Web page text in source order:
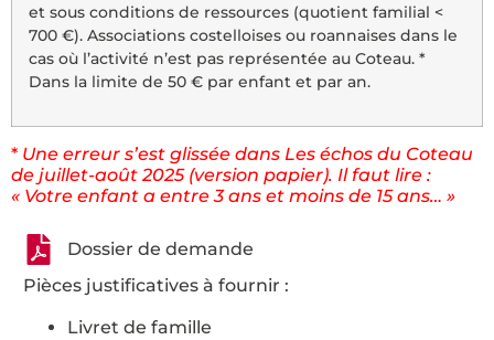
et sous conditions de ressources (quotient familial <
700 €). Associations costelloises ou roannaises dans le
cas où l’activité n’est pas représentée au Coteau. *
Dans la limite de 50 € par enfant et par an.
* Une erreur s’est glissée dans Les échos du Coteau
de juillet-août 2025 (version papier). Il faut lire :
« Votre enfant a entre 3 ans et moins de 15 ans… »
Dossier de demande
Pièces justificatives à fournir :
Livret de famille